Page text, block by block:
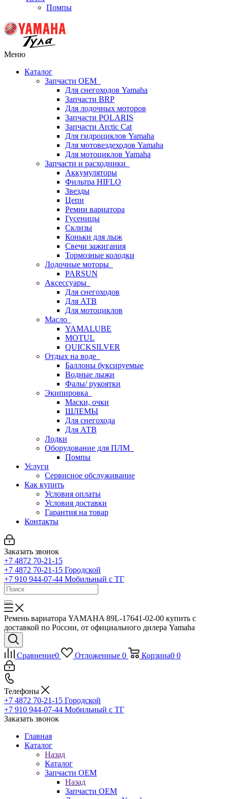
Помпы
Меню
Каталог
Запчасти OEM
Для снегоходов Yamaha
Запчасти BRP
Для лодочных моторов
Запчасти POLARIS
Запчасти Arctic Cat
Для гидроциклов Yamaha
Для мотовездеходов Yamaha
Для мотоциклов Yamaha
Запчасти и расходники
Аккумуляторы
Фильтра HIFLO
Звезды
Цепи
Ремни вариатора
Гусеницы
Склизы
Коньки для лыж
Свечи зажигания
Тормозные колодки
Лодочные моторы
PARSUN
Аксессуары
Для снегоходов
Для АТВ
Для мотоциклов
Масло
YAMALUBE
MOTUL
QUICKSILVER
Отдых на воде
Баллоны буксируемые
Водные лыжи
Фалы/ рукоятки
Экипировка
Маски, очки
ШЛЕМЫ
Для снегохода
Для АТВ
Лодки
Оборудование для ПЛМ
Помпы
Услуги
Сервисное обслуживание
Как купить
Условия оплаты
Условия доставки
Гарантия на товар
Контакты
Заказать звонок
+7 4872 70-21-15
+7 4872 70-21-15 Городской
+7 910 944-07-44 Мобильный с ТГ
Ремень вариатора YAMAHA 89L-17641-02-00 купить с
доставкой по России, от официального дилера Yamaha
Сравнение0 Отложенные 0 Корзина0 0
Телефоны
+7 4872 70-21-15 Городской
+7 910 944-07-44 Мобильный с ТГ
Заказать звонок
Главная
Каталог
Назад
Каталог
Запчасти OEM
Назад
Запчасти OEM